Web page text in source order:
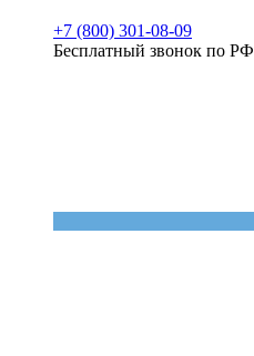
+7 (800) 301-08-09
Бесплатный звонок по РФ